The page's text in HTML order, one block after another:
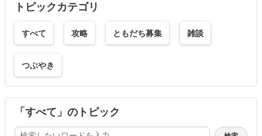
トピックカテゴリ
すべて 攻略 ともだち募集 雑談
つぶやき
「すべて」のトピック